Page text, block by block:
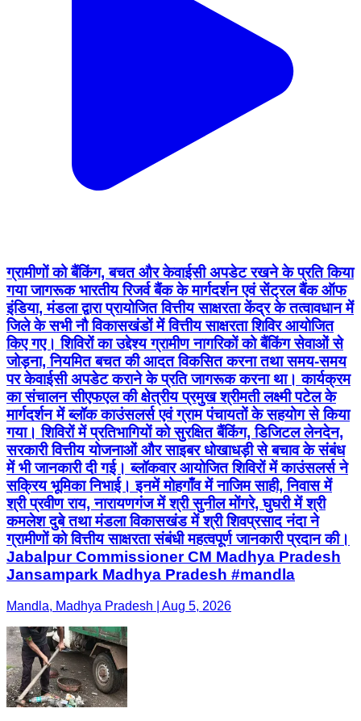
ग्रामीणों को बैंकिंग, बचत और केवाईसी अपडेट रखने के प्रति किया
गया जागरूक भारतीय रिजर्व बैंक के मार्गदर्शन एवं सेंट्रल बैंक ऑफ
इंडिया, मंडला द्वारा प्रायोजित वित्तीय साक्षरता केंद्र के तत्वावधान में
जिले के सभी नौ विकासखंडों में वित्तीय साक्षरता शिविर आयोजित
किए गए। शिविरों का उद्देश्य ग्रामीण नागरिकों को बैंकिंग सेवाओं से
जोड़ना, नियमित बचत की आदत विकसित करना तथा समय-समय
पर केवाईसी अपडेट कराने के प्रति जागरूक करना था। कार्यक्रम
का संचालन सीएफएल की क्षेत्रीय प्रमुख श्रीमती लक्ष्मी पटेल के
मार्गदर्शन में ब्लॉक काउंसलर्स एवं ग्राम पंचायतों के सहयोग से किया
गया। शिविरों में प्रतिभागियों को सुरक्षित बैंकिंग, डिजिटल लेनदेन,
सरकारी वित्तीय योजनाओं और साइबर धोखाधड़ी से बचाव के संबंध
में भी जानकारी दी गई। ब्लॉकवार आयोजित शिविरों में काउंसलर्स ने
सक्रिय भूमिका निभाई। इनमें मोहगाँव में नाजिम साही, निवास में
श्री प्रवीण राय, नारायणगंज में श्री सुनील मोंगरे, घुघरी में श्री
कमलेश दुबे तथा मंडला विकासखंड में श्री शिवप्रसाद नंदा ने
ग्रामीणों को वित्तीय साक्षरता संबंधी महत्वपूर्ण जानकारी प्रदान की।
Jabalpur Commissioner CM Madhya Pradesh
Jansampark Madhya Pradesh #mandla
Mandla, Madhya Pradesh | Aug 5, 2026